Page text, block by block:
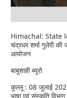
Himachal: State
चंद्रधर शर्मा गुलेरी की
आयोजन
बाबूशाही ब्यूरो
कुल्लू : 08 जुलाई
भाषा एवं संस्कृति विभाग